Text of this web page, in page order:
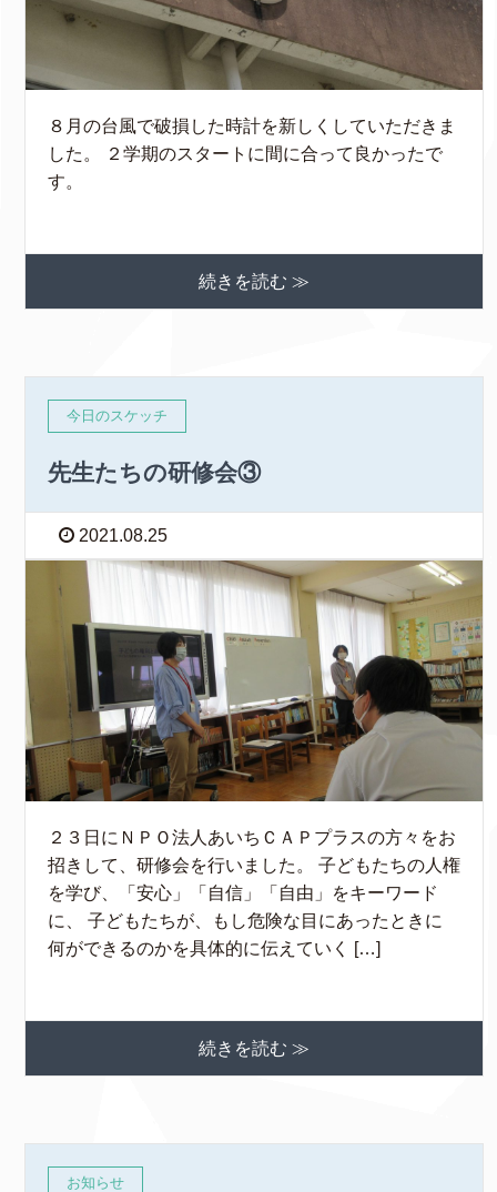
８月の台風で破損した時計を新しくしていただきま
した。 ２学期のスタートに間に合って良かったで
す。
続きを読む ≫
今日のスケッチ
先生たちの研修会③
2021.08.25
２３日にＮＰＯ法人あいちＣＡＰプラスの方々をお
招きして、研修会を行いました。 子どもたちの人権
を学び、「安心」「自信」「自由」をキーワード
に、 子どもたちが、もし危険な目にあったときに
何ができるのかを具体的に伝えていく […]
続きを読む ≫
お知らせ